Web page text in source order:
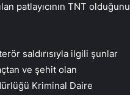
patlayıcının TNT olduğunu
saldırısıyla ilgili şunlar
ve şehit olan
Kriminal Daire